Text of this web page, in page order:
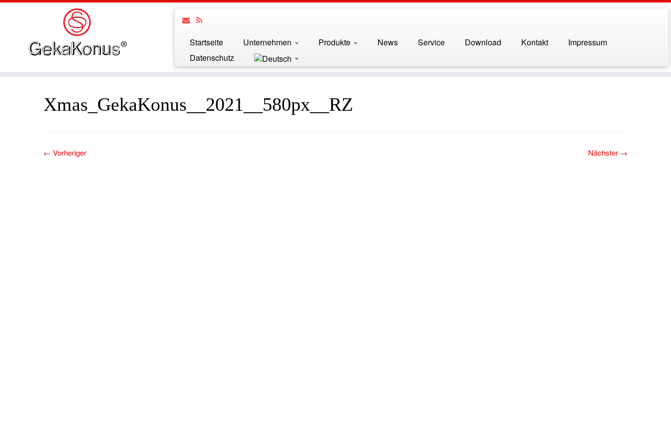
Startseite Unternehmen Produkte News Service Download Kontakt
Impressum
Datenschutz
Xmas_GekaKonus__2021__580px__RZ
← Vorheriger Nächster →